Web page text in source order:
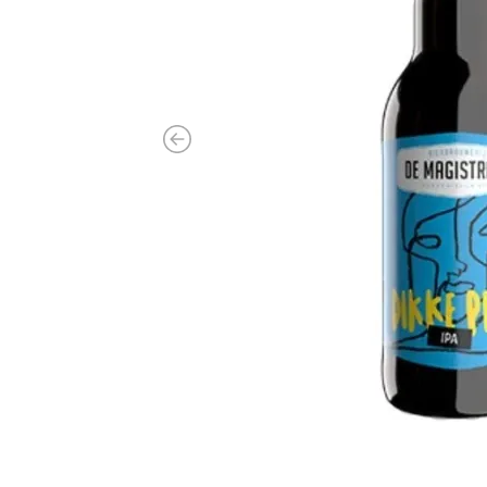
Previous